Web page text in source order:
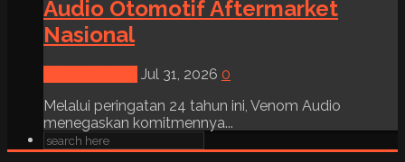
Audio Otomotif Aftermarket
Nasional
Jul 31, 2026 0
Melalui peringatan 24 tahun ini, Venom Audio
menegaskan komitmennya...